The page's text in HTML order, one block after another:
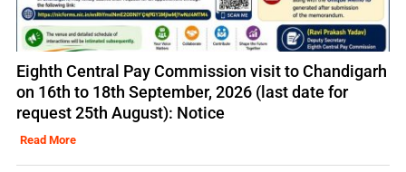
Eighth Central Pay Commission visit to Chandigarh
on 16th to 18th September, 2026 (last date for
request 25th August): Notice
Read More